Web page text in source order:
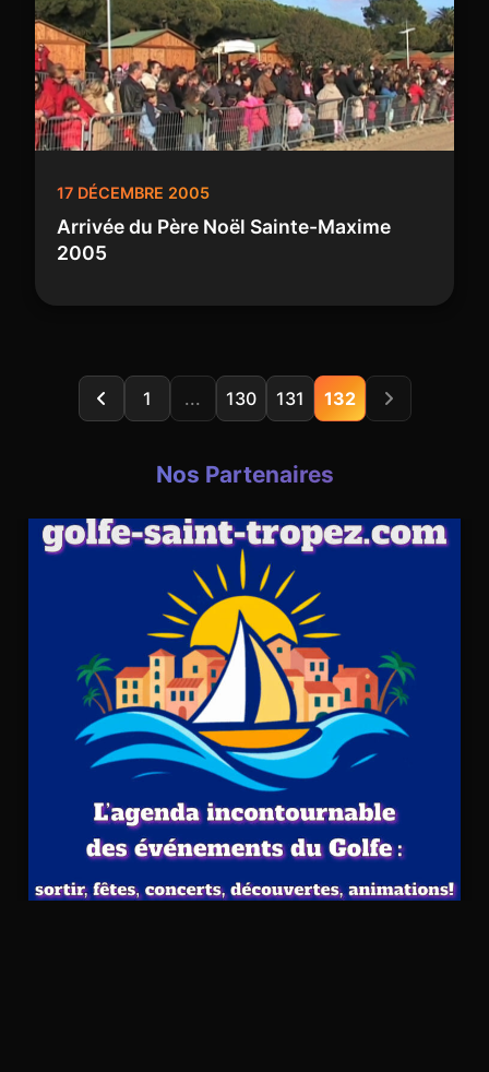
17 DÉCEMBRE 2005
Arrivée du Père Noël Sainte-Maxime
2005
1 ... 130 131 132
Nos Partenaires